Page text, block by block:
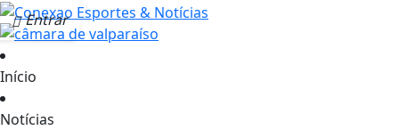
Entrar
Início
Notícias